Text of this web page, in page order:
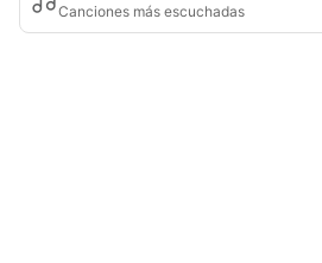
Canciones más escuchadas